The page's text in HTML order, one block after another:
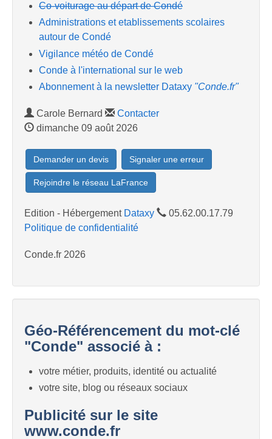
Co-voiturage au départ de Condé
Administrations et etablissements scolaires
autour de Condé
Vigilance météo de Condé
Conde à l'international sur le web
Abonnement à la newsletter Dataxy "Conde.fr"
Carole Bernard
Contacter
dimanche 09 août 2026
Demander un devis Signaler une erreur
Rejoindre le réseau LaFrance
Edition - Hébergement Dataxy
05.62.00.17.79
Politique de confidentialité
Conde.fr 2026
Géo-Référencement du mot-clé
"Conde" associé à :
votre métier, produits, identité ou actualité
votre site, blog ou réseaux sociaux
Publicité sur le site
www.conde.fr